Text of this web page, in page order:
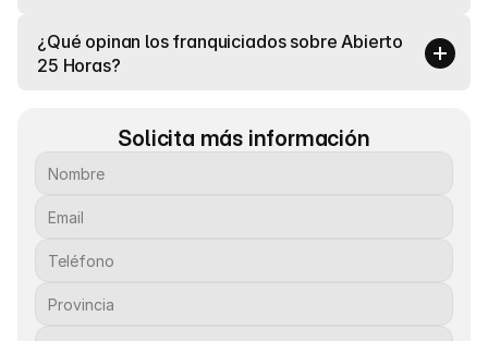
¿Qué opinan los franquiciados sobre Abierto
25 Horas?
Solicita más información